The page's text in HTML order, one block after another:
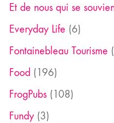
Et de nous qui se
Everyday Life (6)
Fontainebleau Tourisme
Food (196)
FrogPubs (108)
Fundy (3)